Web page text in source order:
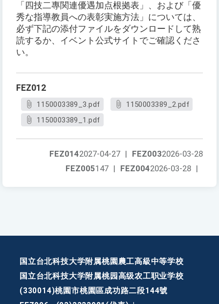
「四技二專関連優遇加点根拠表」、および「優
秀な指導教員への表彰実施方法」については、
必ず下記の添付ファイルをダウンロードして熟
読するか、イベント公式サイトでご確認くださ
い。
FEZ012
1150003389_3.pdf
1150003389_2.pdf
1150003389_1.pdf
FEZ0032026-03-28
FEZ0142027-04-27 |
FEZ0042026-03-28 |
FEZ005147 |
国立台北科技大学附属桃園農工高級中等学校
国立台北科技大学附属桃园高级农工职业学校
(330014)桃園市桃園區成功路二段144號